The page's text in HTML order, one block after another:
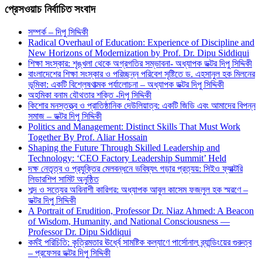
প্রেসওয়াচ নির্বাচিত সংবাদ
সম্পর্ক – দিপু সিদ্দিকী
Radical Overhaul of Education: Experience of Discipline and
New Horizons of Modernization by Prof. Dr. Dipu Siddiqui
শিক্ষা সংস্কার: শৃঙ্খলা থেকে অগ্রগতির সম্ভাবনা- অধ্যাপক ডক্টর দিপু সিদ্দিকী
বাংলাদেশের শিক্ষা সংস্কার ও পরিচ্ছন্ন পরিবেশ সৃষ্টিতে ড. এহসানুল হক মিলনের
ভূমিকা: একটি বিশ্লেষণাত্মক পর্যালোচনা – অধ্যাপক ডক্টর দিপু সিদ্দিকী
অহমিকা বনাম যৌথতার শক্তি -দিপু সিদ্দিকী
কিশোর মনস্তত্ত্ব ও প্রাতিষ্ঠানিক দেউলিয়াত্ব: একটি জিডি এবং আমাদের বিপন্ন
সমাজ – ডক্টর দিপু সিদ্দিকী
Politics and Management: Distinct Skills That Must Work
Together By Prof. Aliar Hossain
Shaping the Future Through Skilled Leadership and
Technology: ‘CEO Factory Leadership Summit’ Held
দক্ষ নেতৃত্ব ও প্রযুক্তির মেলবন্ধনে ভবিষ্যৎ গড়ার প্রত্যয়: সিইও ফ্যাক্টরি
লিডারশিপ সামিট অনুষ্ঠিত
শব্দ ও সত্যের অবিনাশী কারিগর: অধ্যাপক আবুল কাসেম ফজলুল হক স্মরণে –
ডক্টর দিপু সিদ্দিকী
A Portrait of Erudition, Professor Dr. Niaz Ahmed: A Beacon
of Wisdom, Humanity, and National Consciousness —
Professor Dr. Dipu Siddiqui
কর্মই পরিচিতি: কৃত্রিমতার ঊর্ধ্বে সামষ্টিক কল্যাণে পার্সোনাল ব্র্যান্ডিংয়ের গুরুত্ব
– প্রফেসর ডক্টর দিপু সিদ্দিকী